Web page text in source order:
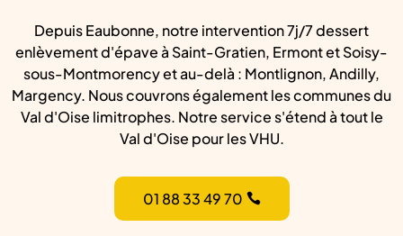
Depuis Eaubonne, notre intervention 7j/7 dessert
enlèvement d'épave à Saint-Gratien, Ermont et Soisy-
sous-Montmorency et au-delà : Montlignon, Andilly,
Margency. Nous couvrons également les communes du
Val d'Oise limitrophes. Notre service s'étend à tout le
Val d'Oise pour les VHU.
01 88 33 49 70